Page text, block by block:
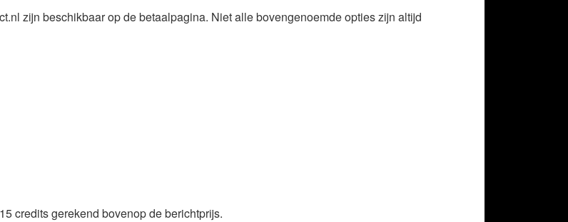
zijn beschikbaar op de betaalpagina. Niet alle bovengenoemde opties zijn altijd
credits gerekend bovenop de berichtprijs.